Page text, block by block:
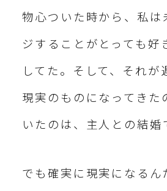
物心ついた時から、私は
ジすることがとっても好
してた。そして、それが
現実のものになってきた
いたのは、主人との結婚
でも確実に現実になるん